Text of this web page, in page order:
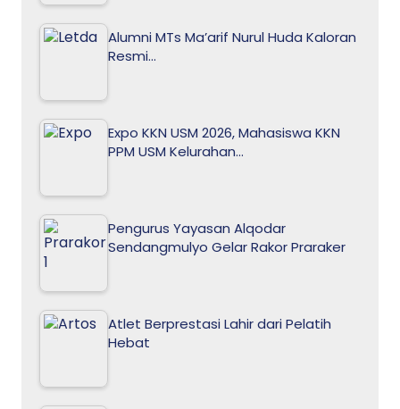
Alumni MTs Ma’arif Nurul Huda Kaloran
Resmi…
Expo KKN USM 2026, Mahasiswa KKN
PPM USM Kelurahan…
Pengurus Yayasan Alqodar
Sendangmulyo Gelar Rakor Praraker
Atlet Berprestasi Lahir dari Pelatih
Hebat